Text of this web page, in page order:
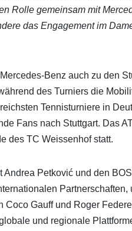
Rolle gemein­sam mit
das Engage­ment im
auch zu den
des Turniers die
Ten­nis­turniere in
Fans nach Stuttgart. Das
des TC Weis­senhof statt.
Andrea Petković und den
Coco Gauff und Roger
und regionale